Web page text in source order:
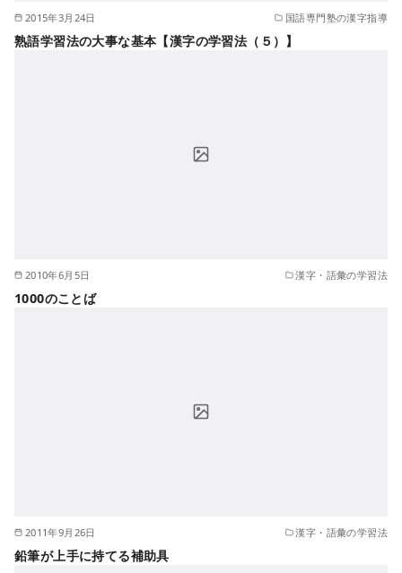
2015年3月24日 国語専門塾の漢字指導
熟語学習法の大事な基本【漢字の学習法（５）】
2010年6月5日 漢字・語彙の学習法
1000のことば
2011年9月26日 漢字・語彙の学習法
鉛筆が上手に持てる補助具